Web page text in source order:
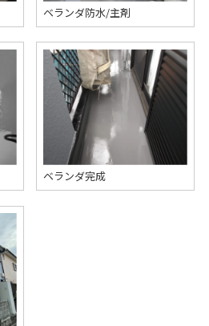
ベランダ防水/主剤
ベランダ完成